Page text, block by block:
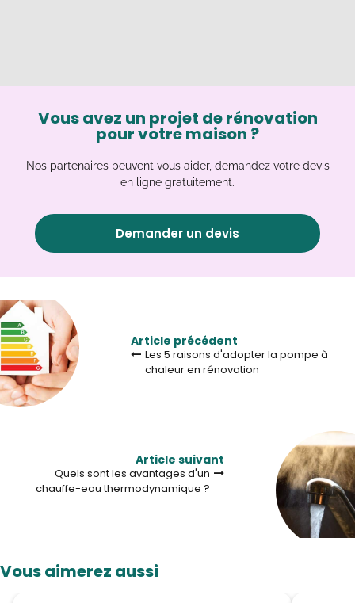
Vous avez un projet de rénovation
pour votre maison ?
Nos partenaires peuvent vous aider, demandez votre devis
en ligne gratuitement.
Demander un devis
Article précédent
Les 5 raisons d'adopter la pompe à
chaleur en rénovation
Article suivant
Quels sont les avantages d'un
chauffe-eau thermodynamique ?
Vous aimerez aussi